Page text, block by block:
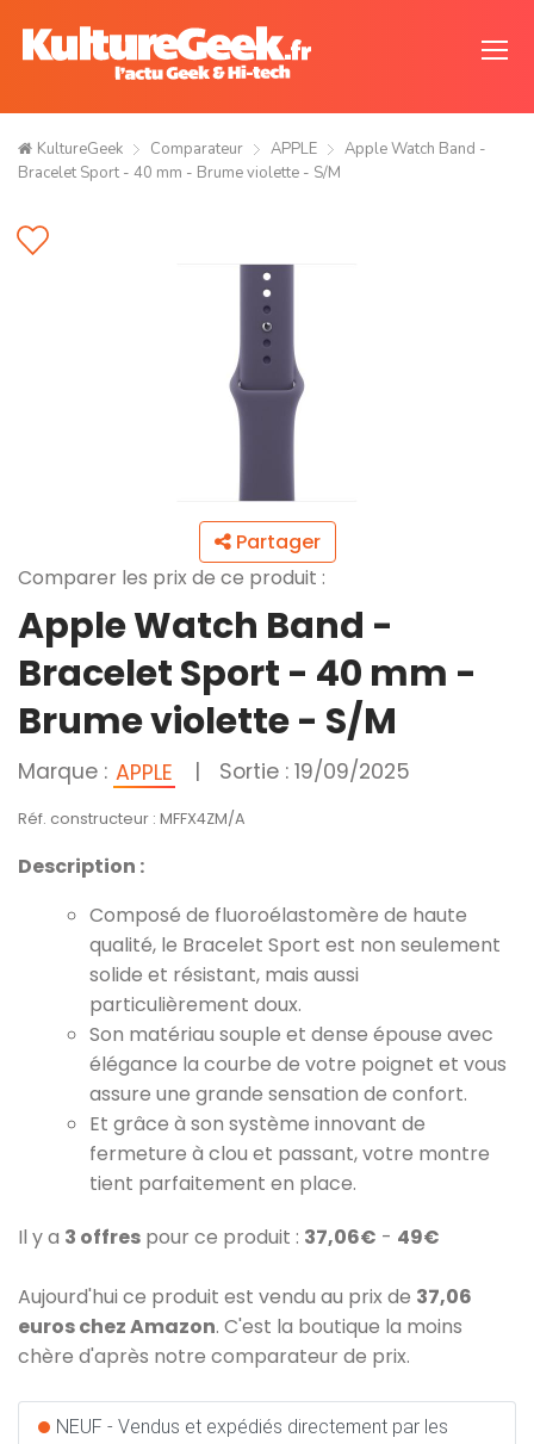
KultureGeek Comparateur APPLE
Apple Watch Band -
Bracelet Sport - 40 mm - Brume violette - S/M
Partager
Comparer les prix de ce produit :
Apple Watch Band -
Bracelet Sport - 40 mm -
Brume violette - S/M
Marque : APPLE | Sortie : 19/09/2025
Réf. constructeur : MFFX4ZM/A
Description :
Composé de fluoroélastomère de haute
qualité, le Bracelet Sport est non seulement
solide et résistant, mais aussi
particulièrement doux.
Son matériau souple et dense épouse avec
élégance la courbe de votre poignet et vous
assure une grande sensation de confort.
Et grâce à son système innovant de
fermeture à clou et passant, votre montre
tient parfaitement en place.
Il y a 3 offres pour ce produit : 37,06€ - 49€
Aujourd'hui ce produit est vendu au prix de 37,06
euros chez Amazon. C'est la boutique la moins
chère d'après notre comparateur de prix.
NEUF - Vendus et expédiés directement par les